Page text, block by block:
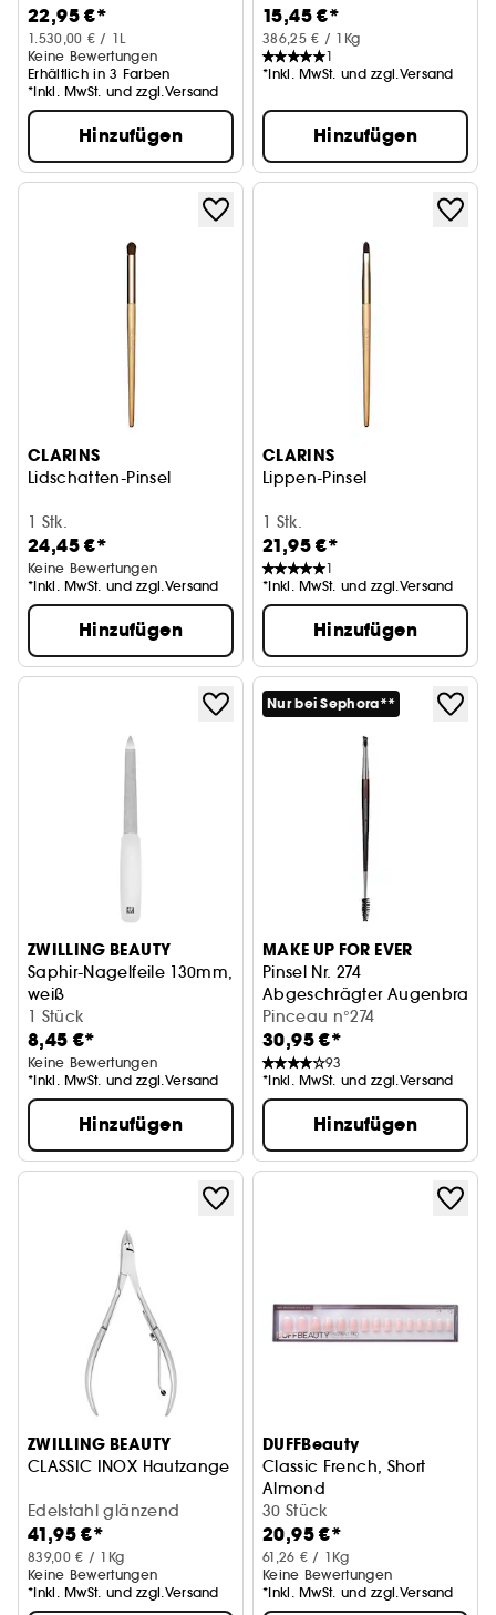
22,95 €*
1.530,00 € / 1L
Keine Bewertungen
Erhältlich in 3 Farben
*Inkl. MwSt. und zzgl.Versand
Hinzufügen
15,45 €*
386,25 € / 1Kg
1
*Inkl. MwSt. und zzgl.Versand
Hinzufügen
CLARINS
Lidschatten-Pinsel
1 Stk.
24,45 €*
Keine Bewertungen
*Inkl. MwSt. und zzgl.Versand
Hinzufügen
CLARINS
Lippen-Pinsel
1 Stk.
21,95 €*
1
*Inkl. MwSt. und zzgl.Versand
Hinzufügen
ZWILLING BEAUTY
Saphir-Nagelfeile 130mm,
weiß
1 Stück
8,45 €*
Keine Bewertungen
*Inkl. MwSt. und zzgl.Versand
Hinzufügen
Nur bei Sephora**
MAKE UP FOR EVER
Pinsel Nr. 274
Abgeschrägter
Pinceau n°274
30,95 €*
93
*Inkl. MwSt. und zzgl.Versand
Hinzufügen
ZWILLING BEAUTY
CLASSIC INOX Hautzange
Edelstahl glänzend
41,95 €*
839,00 € / 1Kg
Keine Bewertungen
*Inkl. MwSt. und zzgl.Versand
DUFFBeauty
Classic French, Short
Almond
Press-on-Nägel
30 Stück
20,95 €*
61,26 € / 1Kg
Keine Bewertungen
*Inkl. MwSt. und zzgl.Versand